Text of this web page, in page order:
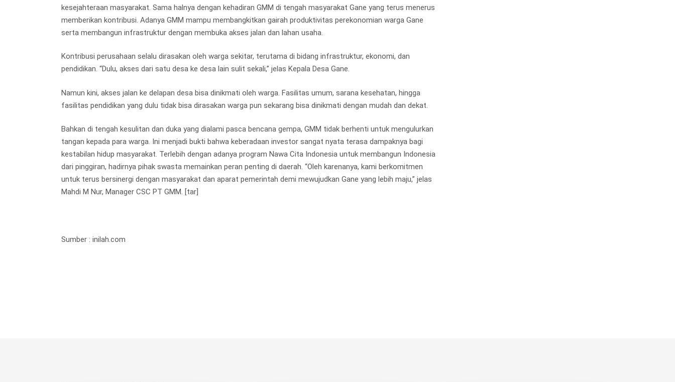
kesejahteraan masyarakat. Sama halnya dengan kehadiran GMM di tengah masyarakat Gane yang terus menerus
memberikan kontribusi. Adanya GMM mampu membangkitkan gairah produktivitas perekonomian warga Gane
serta membangun infrastruktur dengan membuka akses jalan dan lahan usaha.
Kontribusi perusahaan selalu dirasakan oleh warga sekitar, terutama di bidang infrastruktur, ekonomi, dan
pendidikan. “Dulu, akses dari satu desa ke desa lain sulit sekali,” jelas Kepala Desa Gane.
Namun kini, akses jalan ke delapan desa bisa dinikmati oleh warga. Fasilitas umum, sarana kesehatan, hingga
fasilitas pendidikan yang dulu tidak bisa dirasakan warga pun sekarang bisa dinikmati dengan mudah dan dekat.
Bahkan di tengah kesulitan dan duka yang dialami pasca bencana gempa, GMM tidak berhenti untuk mengulurkan
tangan kepada para warga. Ini menjadi bukti bahwa keberadaan investor sangat nyata terasa dampaknya bagi
kestabilan hidup masyarakat. Terlebih dengan adanya program Nawa Cita Indonesia untuk membangun Indonesia
dari pinggiran, hadirnya pihak swasta memainkan peran penting di daerah. “Oleh karenanya, kami berkomitmen
untuk terus bersinergi dengan masyarakat dan aparat pemerintah demi mewujudkan Gane yang lebih maju,” jelas
Mahdi M Nur, Manager CSC PT GMM. [tar]
Sumber : inilah.com